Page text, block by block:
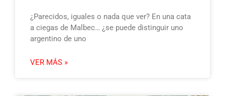
¿Parecidos, iguales o nada que ver? En una cata
a ciegas de Malbec… ¿se puede distinguir uno
argentino de uno
VER MÁS »